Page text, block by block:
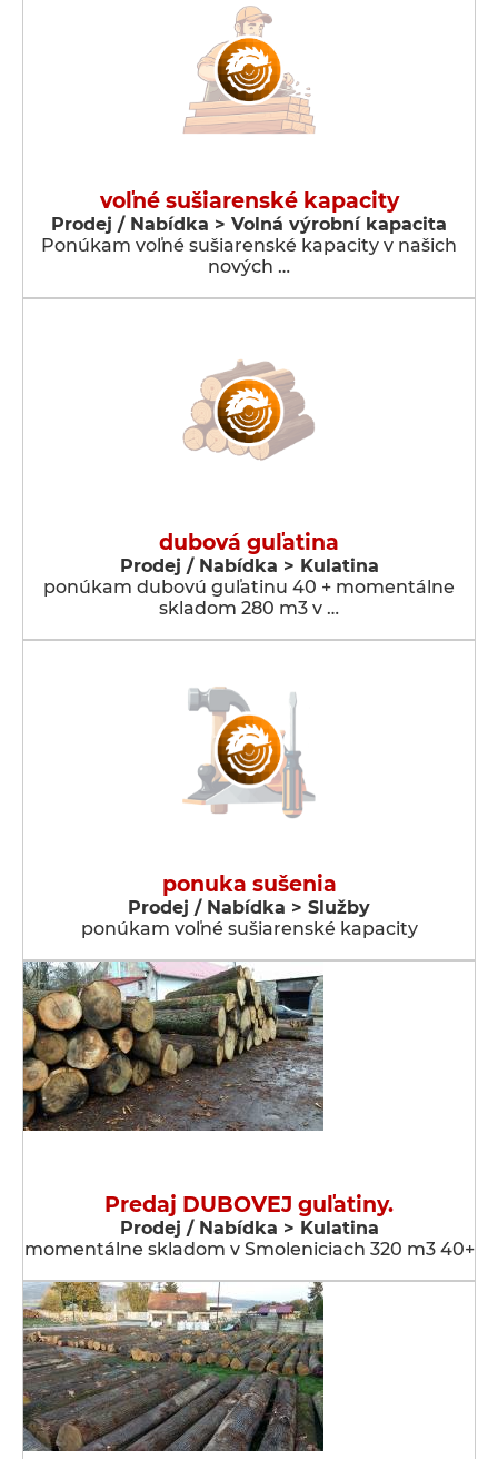
voľné sušiarenské kapacity
Prodej / Nabídka > Volná výrobní kapacita
Ponúkam voľné sušiarenské kapacity v našich
nových …
dubová guľatina
Prodej / Nabídka > Kulatina
ponúkam dubovú guľatinu 40 + momentálne
skladom 280 m3 v …
ponuka sušenia
Prodej / Nabídka > Služby
ponúkam voľné sušiarenské kapacity
Predaj DUBOVEJ guľatiny.
Prodej / Nabídka > Kulatina
momentálne skladom v Smoleniciach 320 m3 40+